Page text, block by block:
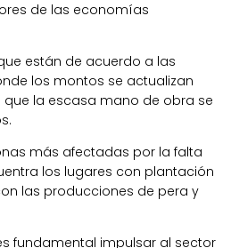
de las economías
están de acuerdo a las
los montos se actualizan
la escasa mano de obra se
más afectadas por la falta
los lugares con plantación
las producciones de pera y
fundamental impulsar al sector